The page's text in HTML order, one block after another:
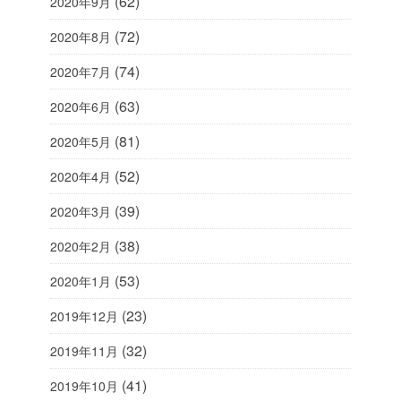
2020年8月 (72)
2020年7月 (74)
2020年6月 (63)
2020年5月 (81)
2020年4月 (52)
2020年3月 (39)
2020年2月 (38)
2020年1月 (53)
2019年12月 (23)
2019年11月 (32)
2019年10月 (41)